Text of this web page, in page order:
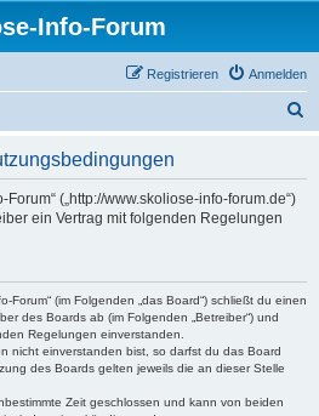
Info-Forum
Anmelden
Registrieren
(„http://www.skoliose-info-forum.de“)
ein Vertrag mit folgenden Regelungen
Forum“ (im Folgenden „das Board“) schließt du einen
des Boards ab (im Folgenden „Betreiber“) und
Regelungen einverstanden.
nicht einverstanden bist, so darfst du das Board
des Boards gelten jeweils die an dieser Stelle
Zeit geschlossen und kann von beiden